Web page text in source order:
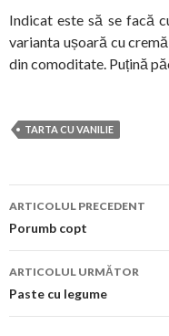
Indicat este să se facă
varianta ușoară cu
din comoditate. Puțină
TARTA CU VANILIE
Navigare
în
articol
ARTICOLUL PRECEDENT
Porumb copt
ARTICOLUL URMĂTOR
Paste cu legume